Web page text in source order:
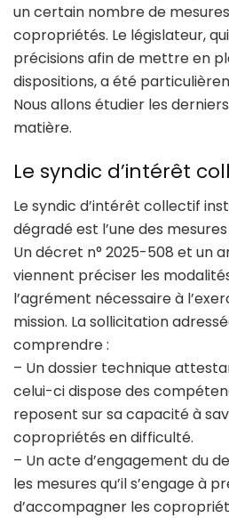
un certain nombre de
copropriétés. Le législateur,
précisions afin de mettre en
dispositions, a été
Nous allons étudier les
matière.
Le syndic d’intérêt
Le syndic d’intérêt collectif
dégradé est l’une des
Un décret n° 2025-508 et un
viennent préciser les
l’agrément nécessaire à
mission. La sollicitation
comprendre :
– Un dossier technique
celui-ci dispose des
reposent sur sa capacité à
copropriétés en difficulté.
– Un acte d’engagement du
les mesures qu’il s’engage à
d’accompagner les